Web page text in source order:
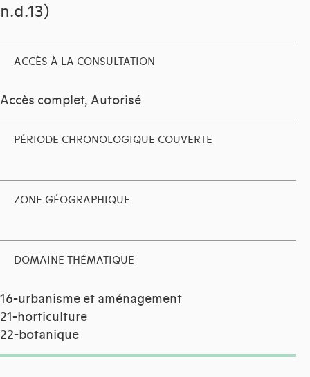
n.d.13)
ACCÈS À LA CONSULTATION
Accès complet, Autorisé
PÉRIODE CHRONOLOGIQUE COUVERTE
ZONE GÉOGRAPHIQUE
DOMAINE THÉMATIQUE
16-urbanisme et aménagement
21-horticulture
22-botanique